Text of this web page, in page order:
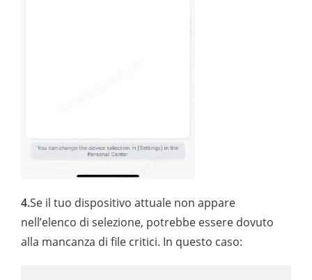
4.Se il tuo dispositivo attuale non appare
nell’elenco di selezione, potrebbe essere dovuto
alla mancanza di file critici. In questo caso: